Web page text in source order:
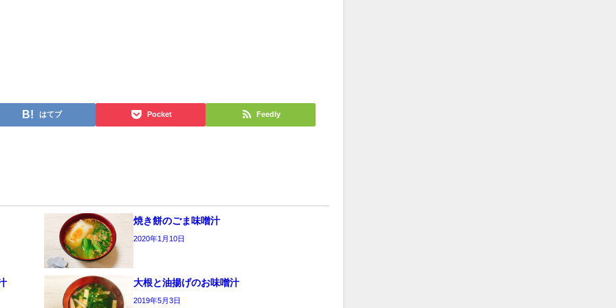
はてブ Pocket Feedly
焼き餅のごま味噌汁
2020年1月10日
大根と油揚げのお味噌汁
2019年5月3日